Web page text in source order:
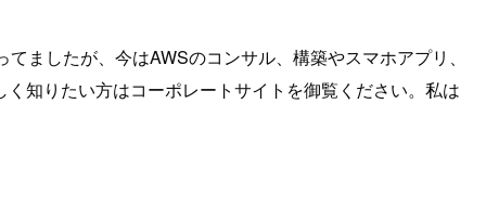
ましたが、今はAWSのコンサル、構築やスマホアプリ、
知りたい方はコーポレートサイトを御覧ください。私は